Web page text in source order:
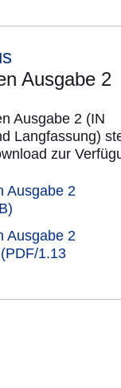
Ausgabe 2
Ausgabe 2 (IN
Langfassung)
zur
Ausgabe 2
neuen Fenster
Ausgabe 2
1.13
neuen Fenster